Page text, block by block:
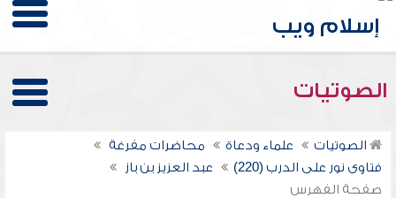
الصوتيات
الصوتيات علماء ودعاة
محاضرات مفرغة
فتاوى نور على الدرب (220)
عبد العزيز بن باز
صفحة الفهرس